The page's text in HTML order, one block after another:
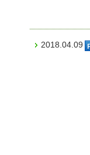
2018.04.09